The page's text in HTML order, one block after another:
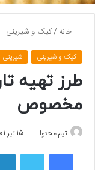
خانه /کیک و شیرینی
کیک و شیرینی شیرینی
طرز تهیه
مخصوص
تیم محتوا 15 تیر 1401
فیسبوک توییتر